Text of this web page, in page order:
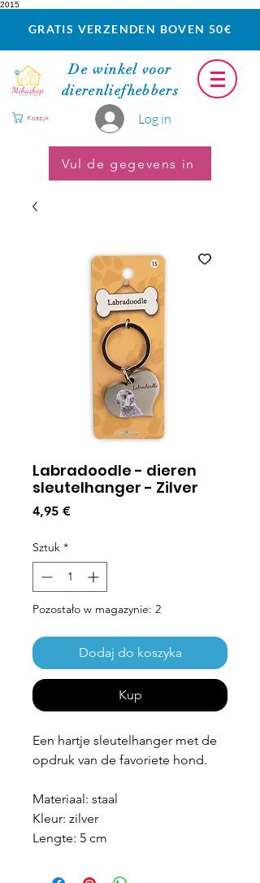
2015
GRATIS VERZENDEN BOVEN 50€
De winkel voor
dierenliefhebbers
Log in
Koszyk
Vul de gegevens in
Labradoodle - dieren
sleutelhanger - Zilver
4,95 €Cena
Sztuk *
Pozostało w magazynie: 2
Dodaj do koszyka
Kup
Een hartje sleutelhanger met de
opdruk van de favoriete hond.
Materiaal: staal
Kleur: zilver
Lengte: 5 cm